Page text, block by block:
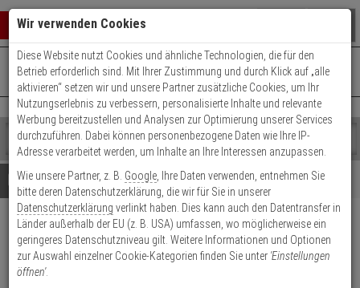
Warenkorb schließen
0 ARTIKEL IM WARENKORB
Ihr Warenkorb ist momentan leer.
Ergebnisse ()
Fertig
Shop
durchsuchen
Bitte
geben
Sie
mindestens
Zeichen
ein,
um
Es
wurde
noch
Kategorien
Suche
gestartet
+49 (0)821 899 493-0Mo. - Do.: 8:00 - 16:30 | Fr.: 8:00 - 14:00 Uhr
Kontaktservice nutzen
Details Beratung
Pyrexx PX-1 V3-Q
Rauchmelder schwarz
Wir verwenden Cookies
Diese Website nutzt Cookies und ähnliche Technologien, die für den
Betrieb erforderlich sind. Mit Ihrer Zustimmung und durch Klick auf „alle
aktivieren“ setzen wir und unsere Partner zusätzliche Cookies, um Ihr
Nutzungserlebnis zu verbessern, personalisierte Inhalte und relevante
Werbung bereitzustellen und Analysen zur Optimierung unserer Services
durchzuführen. Dabei können personenbezogene Daten wie Ihre IP-
Adresse verarbeitet werden, um Inhalte an Ihre Interessen anzupassen.
Wie unsere Partner, z. B. Google , Ihre Daten verwenden, entnehmen Sie
bitte deren Datenschutzerklärung, die wir für Sie in unserer
Datenschutzerklärung verlinkt haben. Dies kann auch den Datentransfer in
Länder außerhalb der EU (z. B. USA) umfassen, wo möglicherweise ein
geringeres Datenschutzniveau gilt. Weitere Informationen und Optionen
zur Auswahl einzelner Cookie-Kategorien finden Sie unter 'Einstellungen
öffnen'.